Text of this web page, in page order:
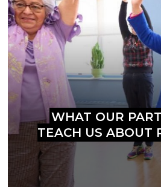
WHAT OUR
TEACH US ABOUT